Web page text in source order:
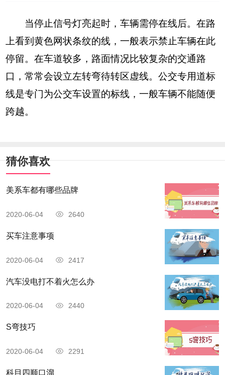
当停止信号灯亮起时，车辆需停在线后。在路
上看到黄色网状条纹的线，一般表示禁止车辆在此
停留。在车道较多，路面情况比较复杂的交通路
口，常常会设立左转弯待转区虚线。公交专用道标
线是专门为公交车设置的标线，一般车辆不能随便
跨越。
猜你喜欢
美系车都有哪些品牌
2020-06-04 2640
买车注意事项
2020-06-04 2417
汽车没电打不着火怎么办
2020-06-04 2440
S弯技巧
2020-06-04 2291
科目四顺口溜